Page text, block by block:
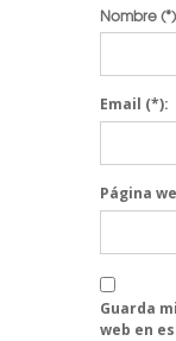
Nombre
Email (*):
Página
Guarda
web en